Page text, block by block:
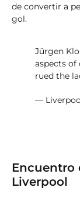
de convertir a
gol.
Jürgen
aspects
rued the
—
Encuentro
Liverpool